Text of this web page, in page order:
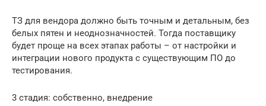
ТЗ для вендора должно быть точным и детальным, без
белых пятен и неоднозначностей. Тогда поставщику
будет проще на всех этапах работы – от настройки и
интеграции нового продукта с существующим ПО до
тестирования.
3 стадия: собственно, внедрение